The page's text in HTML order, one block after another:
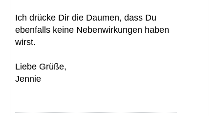
Ich drücke Dir die Daumen, dass Du
ebenfalls keine Nebenwirkungen haben
wirst.
Liebe Grüße,
Jennie